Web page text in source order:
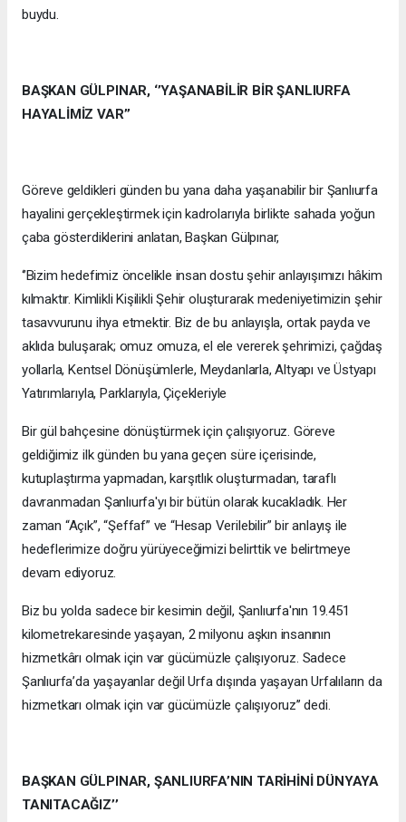
buydu.
BAŞKAN GÜLPINAR, ‘’YAŞANABİLİR BİR ŞANLIURFA
HAYALİMİZ VAR’’
Göreve geldikleri günden bu yana daha yaşanabilir bir Şanlıurfa
hayalini gerçekleştirmek için kadrolarıyla birlikte sahada yoğun
çaba gösterdiklerini anlatan, Başkan Gülpınar,
‘’Bizim hedefimiz öncelikle insan dostu şehir anlayışımızı hâkim
kılmaktır. Kimlikli Kişilikli Şehir oluşturarak medeniyetimizin şehir
tasavvurunu ihya etmektir. Biz de bu anlayışla, ortak payda ve
aklıda buluşarak; omuz omuza, el ele vererek şehrimizi, çağdaş
yollarla, Kentsel Dönüşümlerle, Meydanlarla, Altyapı ve Üstyapı
Yatırımlarıyla, Parklarıyla, Çiçekleriyle
Bir gül bahçesine dönüştürmek için çalışıyoruz. Göreve
geldiğimiz ilk günden bu yana geçen süre içerisinde,
kutuplaştırma yapmadan, karşıtlık oluşturmadan, taraflı
davranmadan Şanlıurfa'yı bir bütün olarak kucakladık. Her
zaman “Açık”, “Şeffaf” ve “Hesap Verilebilir” bir anlayış ile
hedeflerimize doğru yürüyeceğimizi belirttik ve belirtmeye
devam ediyoruz.
Biz bu yolda sadece bir kesimin değil, Şanlıurfa'nın 19.451
kilometrekaresinde yaşayan, 2 milyonu aşkın insanının
hizmetkârı olmak için var gücümüzle çalışıyoruz. Sadece
Şanlıurfa’da yaşayanlar değil Urfa dışında yaşayan Urfalıların da
hizmetkarı olmak için var gücümüzle çalışıyoruz’’ dedi.
BAŞKAN GÜLPINAR, ŞANLIURFA’NIN TARİHİNİ DÜNYAYA
TANITACAĞIZ’’